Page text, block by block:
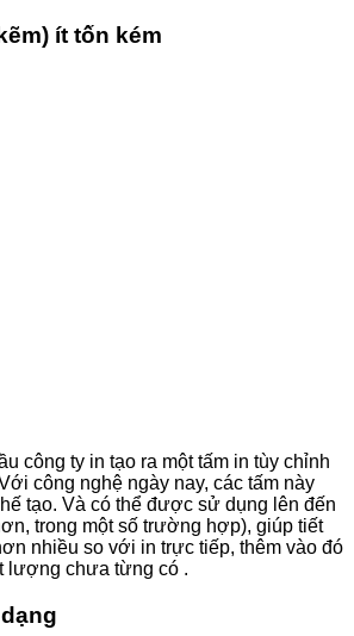
ít tốn kém
công ty in tạo ra một tấm in tùy chỉnh
công nghệ ngày nay, các tấm này
tạo. Và có thể được sử dụng lên đến
trong một số trường hợp), giúp tiết
nhiều so với in trực tiếp, thêm vào đó
lượng chưa từng có .